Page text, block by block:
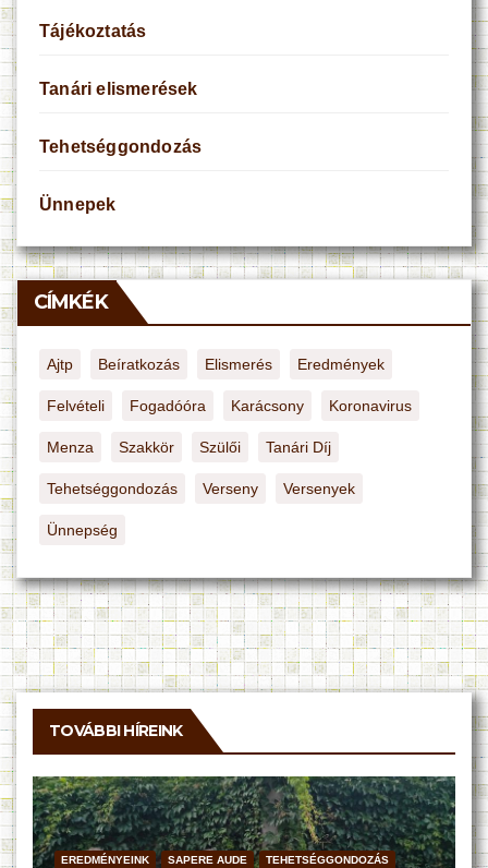
Tájékoztatás
Tanári elismerések
Tehetséggondozás
Ünnepek
CÍMKÉK
Ajtp Beíratkozás Elismerés Eredmények
Felvételi Fogadóóra Karácsony Koronavirus
Menza Szakkör Szülői Tanári Díj
Tehetséggondozás Verseny Versenyek
Ünnepség
TOVÁBBI HÍREINK
EREDMÉNYEINK SAPERE AUDE TEHETSÉGGONDOZÁS